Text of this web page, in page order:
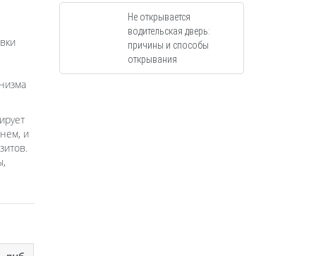
и
Не открывается
водительская дверь:
причины и способы
открывания